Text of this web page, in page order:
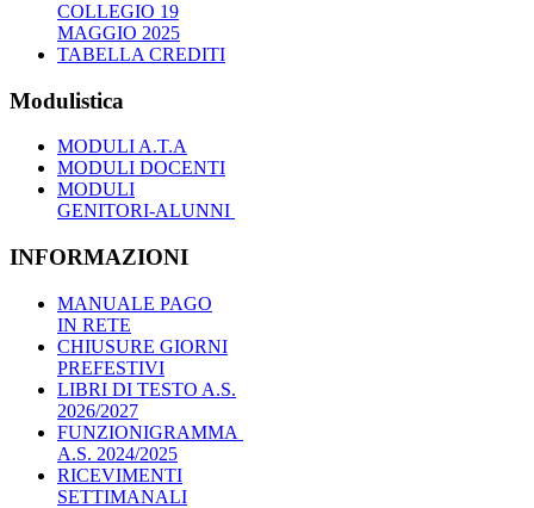
COLLEGIO 19
MAGGIO 2025
TABELLA CREDITI
Modulistica
MODULI A.T.A
MODULI DOCENTI
MODULI
GENITORI-ALUNNI
INFORMAZIONI
MANUALE PAGO
IN RETE
CHIUSURE GIORNI
PREFESTIVI
LIBRI DI TESTO A.S.
2026/2027
FUNZIONIGRAMMA
A.S. 2024/2025
RICEVIMENTI
SETTIMANALI